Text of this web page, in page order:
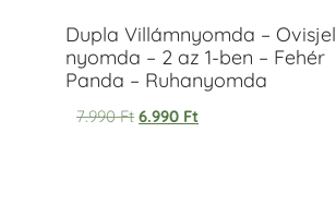
Dupla Villámnyomda – Ovisjel
nyomda – 2 az 1-ben – Fehér
Panda – Ruhanyomda
7.990Ft 6.990 Ft